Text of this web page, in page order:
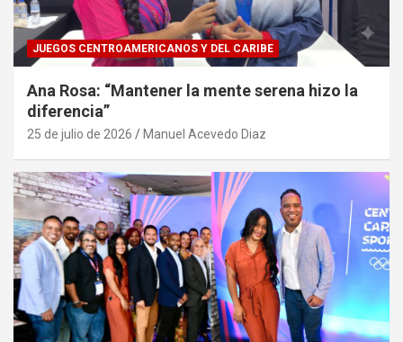
JUEGOS CENTROAMERICANOS Y DEL CARIBE
Ana Rosa: “Mantener la mente serena hizo la
diferencia”
25 de julio de 2026 Manuel Acevedo Diaz